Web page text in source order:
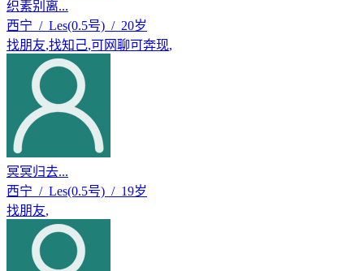
织素别离...
西宁 / Les(0.5号) / 20岁
找朋友,找知己,可网聊可奔现,
冥冥归去...
西宁 / Les(0.5号) / 19岁
找朋友,